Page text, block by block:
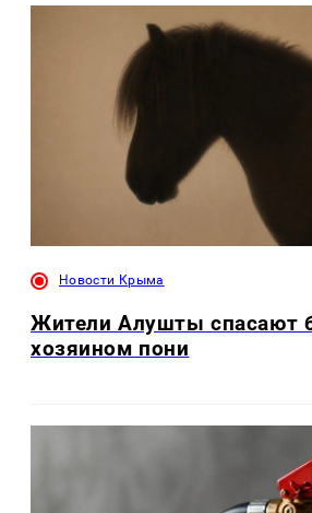
Новости Крыма
Жители Алушты спасают
хозяином пони